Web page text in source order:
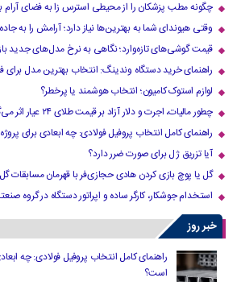
چگونه مطب پزشکان را از محیطی استرس زا به فضای
وقتی هیوندای شما به بهترین‌ها نیاز دارد؛ آرامش را به جاده
قیمت گوشی‌های تازه‌وارد؛ نگاهی به نرخ مدل‌های جدید
راهنمای خرید دستگاه وندینگ: انتخاب بهترین مدل برای
لوازم استوک کامیون؛ انتخاب هوشمند یا پرخطر؟
چطور مالیات، اجرت و دلار آزاد بر قیمت طلای ۲۴ عیار اثر می‌گذارد؟
راهنمای کامل انتخاب پروفیل فولادی: چه ابعادی برای
آیا تزریق ژل برای صورت ضرر دارد​؟
گل یا پوچ بازی کردن هادی حجازی‌فر با قهرمان مسابقات
استخدام جوشکار، کارگر ساده و اپراتور دستگاه در گروه
خبر روز
راهنمای کامل انتخاب پروفیل فولادی: چه
است؟